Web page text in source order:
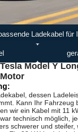
Ladekabel für
Tesla Model Y
Motor
dessen
Kann Ihr Fahrzeug
wir ein Kabel mit 11
technisch möglich,
schwerer und steifer,